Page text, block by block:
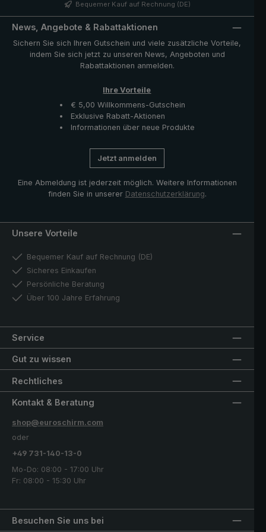
Aussehen verleiht. Verschlussband mit Perlmuttknopf
hochwertigem Edelstahl. Die im Lieferumfang enthaltene
Hülle mit Reißverschlussöffnung schützt den Schirm
nach dem Trocknen und komplettiert das exklusive
Bequemer Kauf auf Rechnung (DE)
News, Angebote & Rabattaktionen
Sichern Sie sich Ihren Gutschein und viele zusätzliche Vorteile,
indem Sie sich jetzt zu unseren News, Angeboten und
Rabattaktionen anmelden.
Ihre Vorteile
€ 5,00 Willkommens-Gutschein
Exklusive Rabatt-Aktionen
Informationen über neue Produkte
Jetzt anmelden
Eine Abmeldung ist jederzeit möglich. Weitere Informationen
finden Sie in unserer Datenschutzerklärung.
Unsere Vorteile
Bequemer Kauf auf Rechnung (DE)
Sicheres Einkaufen
Persönliche Beratung
Über 100 Jahre Erfahrung
Service
Gut zu wissen
Rechtliches
Besuchen Sie uns bei
Kontakt & Beratung
shop@euroschirm.com
oder
+49 731-140-13-0
Mo-Do: 08:00 - 17:00 Uhr
Fr: 08:00 - 15:30 Uhr